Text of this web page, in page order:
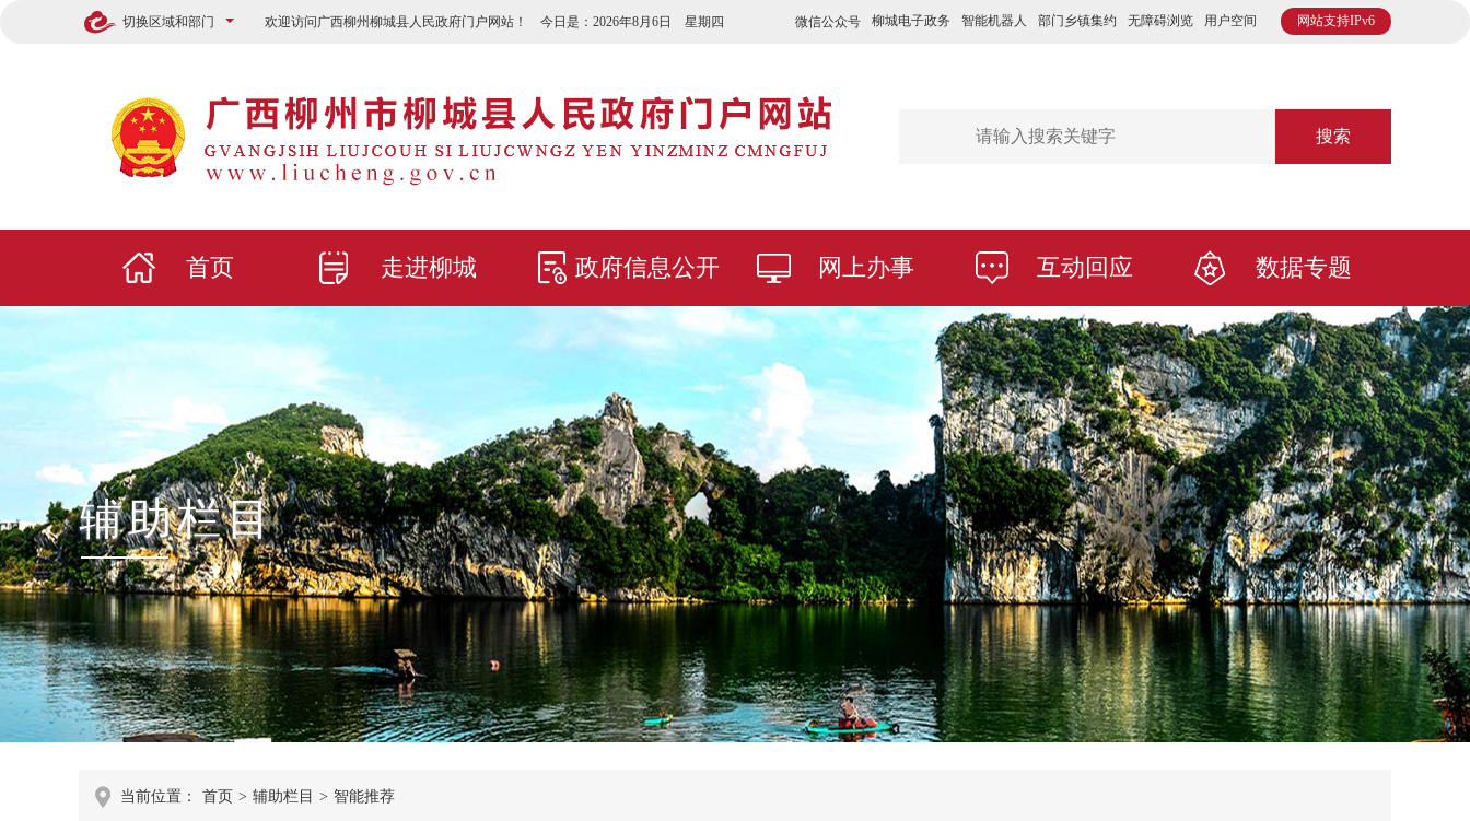
切换区域和部门 网站支持IPv6
微信公众号 柳城电子政务 智能机器人 部门乡镇集约 无障碍浏览 用户空间
欢迎访问广西柳州柳城县人民政府门户网站！ 今日是： 2026年8月6日 星期四
搜索
首页 走进柳城 政府信息公开 网上办事 互动回应 数据专题
辅助栏目
当前位置： 首页 > 辅助栏目 > 智能推荐